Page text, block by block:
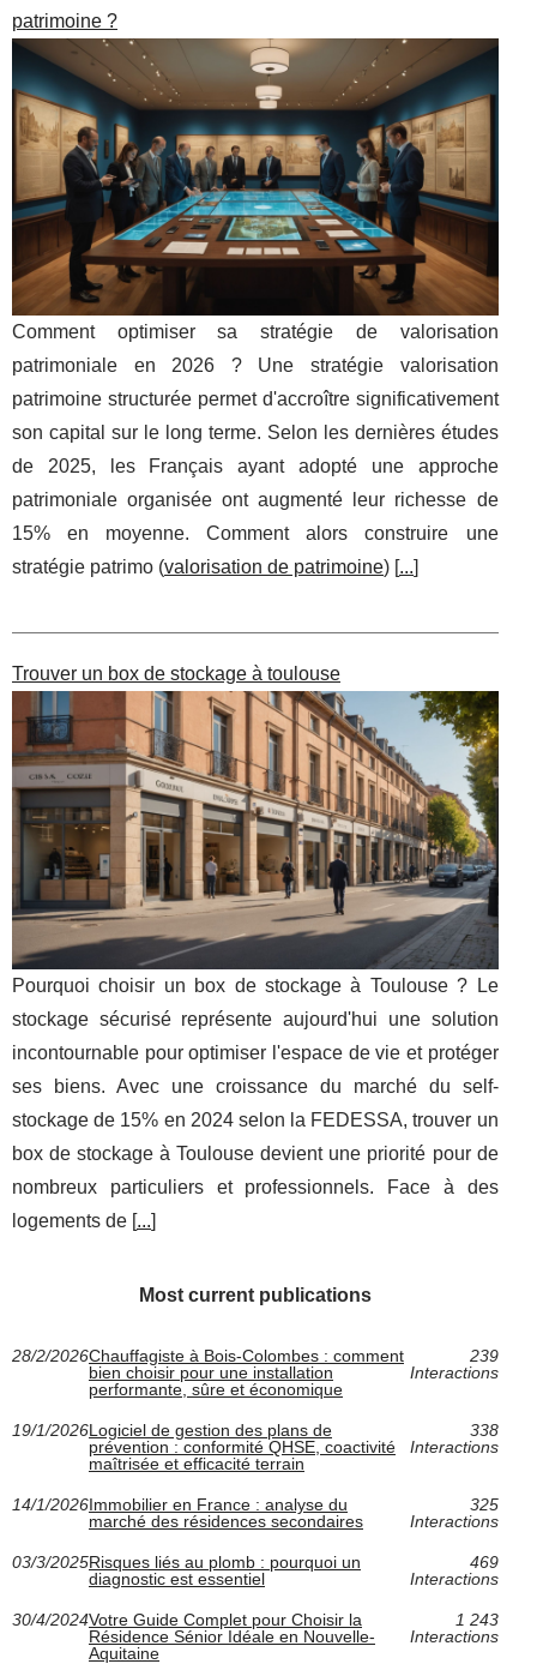
patrimoine ?
Comment optimiser sa stratégie de valorisation
patrimoniale en 2026 ? Une stratégie valorisation
patrimoine structurée permet d'accroître significativement
son capital sur le long terme. Selon les dernières études
de 2025, les Français ayant adopté une approche
patrimoniale organisée ont augmenté leur richesse de
15% en moyenne. Comment alors construire une
stratégie patrimo (valorisation de patrimoine) [...]
Trouver un box de stockage à toulouse
Pourquoi choisir un box de stockage à Toulouse ? Le
stockage sécurisé représente aujourd'hui une solution
incontournable pour optimiser l'espace de vie et protéger
ses biens. Avec une croissance du marché du self-
stockage de 15% en 2024 selon la FEDESSA, trouver un
box de stockage à Toulouse devient une priorité pour de
nombreux particuliers et professionnels. Face à des
logements de [...]
Most current publications
28/2/2026Chauffagiste à Bois-Colombes : comment
bien choisir pour une installation
performante, sûre et économique
239
Interactions
19/1/2026Logiciel de gestion des plans de
prévention : conformité QHSE, coactivité
maîtrisée et efficacité terrain
338
Interactions
14/1/2026Immobilier en France : analyse du
marché des résidences secondaires
325
Interactions
03/3/2025Risques liés au plomb : pourquoi un
diagnostic est essentiel
469
Interactions
30/4/2024Votre Guide Complet pour Choisir la
Résidence Sénior Idéale en Nouvelle-
Aquitaine
1 243
Interactions